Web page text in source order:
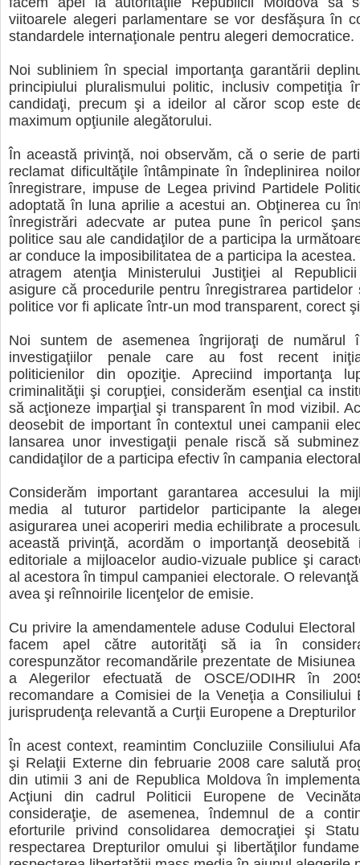
viitoarele alegeri parlamentare se vor desfăşura în
standardele internaţionale pentru alegeri democratice.
Noi subliniem în special importanţa garantării
principiului pluralismului politic, inclusiv competiţia
candidaţi, precum şi a ideilor al căror scop este
maximum opţiunile alegătorului.
În această privinţă, noi observăm, că o serie de
reclamat dificultăţile întâmpinate în îndeplinirea
înregistrare, impuse de Legea privind Partidele
adoptată în luna aprilie a acestui an. Obţinerea cu
înregistrări adecvate ar putea pune în pericol
politice sau ale candidaţilor de a participa la
ar conduce la imposibilitatea de a participa la
atragem atenţia Ministerului Justiţiei al
asigure că procedurile pentru înregistrarea partidelor
politice vor fi aplicate într-un mod transparent, corect
Noi suntem de asemenea îngrijoraţi de numărul
investigaţiilor penale care au fost recent
politicienilor din opoziţie. Apreciind importanţa
criminalităţii şi corupţiei, considerăm esenţial ca
să acţioneze imparţial şi transparent în mod vizibil.
deosebit de important în contextul unei campanii
lansarea unor investigaţii penale riscă să
candidaţilor de a participa efectiv în campania
Considerăm important garantarea accesului la
media al tuturor partidelor participante la
asigurarea unei acoperiri media echilibrate a
această privinţă, acordăm o importanţă deosebită
editoriale a mijloacelor audio-vizuale publice şi
al acestora în timpul campaniei electorale. O
avea şi reînnoirile licenţelor de emisie.
Cu privire la amendamentele aduse Codului Electoral
facem apel către autorităţi să ia în
corespunzător recomandările prezentate de
a Alegerilor efectuată de OSCE/ODIHR în
recomandare a Comisiei de la Veneţia a Consiliului
jurisprudenţa relevantă a Curţii Europene a Drepturilor
În acest context, reamintim Concluziile Consiliului
şi Relaţii Externe din februarie 2008 care salută
din utimii 3 ani de Republica Moldova în
Acţiuni din cadrul Politicii Europene de
consideraţie, de asemenea, îndemnul de a
eforturile privind consolidarea democraţiei şi
respectarea Drepturilor omului şi libertăţilor